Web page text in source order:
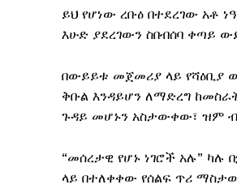
ይህ የሆነው ረቡዕ በተደረገው አቶ
እሁድ ያደረገውን ስበብሰባ ቀጣይ
በውይይቱ መጀመሪያ ላይ የሻዕቢያ
ቅቡል እንዳይሆን ለማድረግ
ጉዳይ መሆኑን አስታውቀው፣ ዝም
“መሰረታዊ የሆኑ ነገሮች አሉ”
ላይ በተለቀቀው የሰልፍ ጥሪ